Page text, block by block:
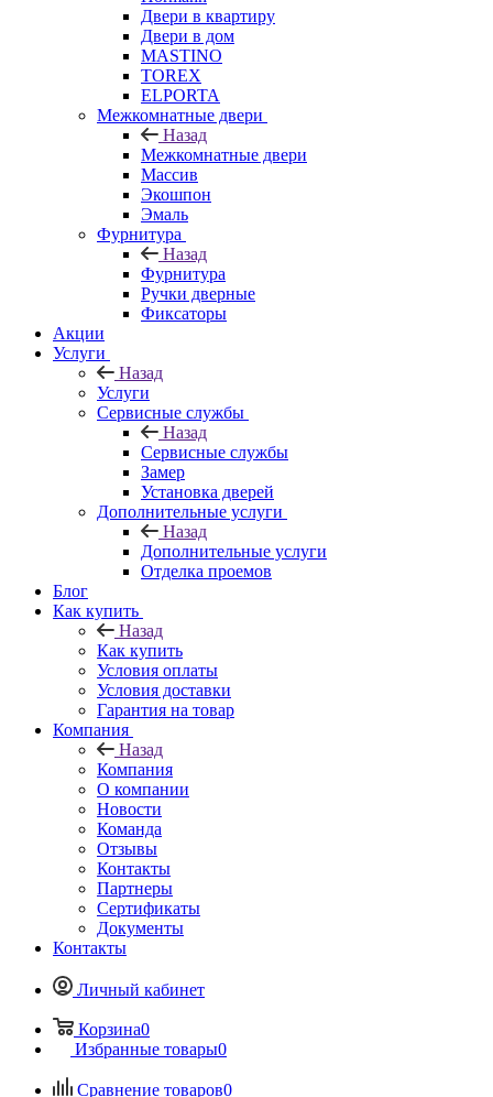
Двери в квартиру
Двери в дом
MASTINO
TOREX
ELPORTA
Межкомнатные двери
Назад
Межкомнатные двери
Массив
Экошпон
Эмаль
Фурнитура
Назад
Фурнитура
Ручки дверные
Фиксаторы
Акции
Услуги
Назад
Услуги
Сервисные службы
Назад
Сервисные службы
Замер
Установка дверей
Дополнительные услуги
Назад
Дополнительные услуги
Отделка проемов
Блог
Как купить
Назад
Как купить
Условия оплаты
Условия доставки
Гарантия на товар
Компания
Назад
Компания
О компании
Новости
Команда
Отзывы
Контакты
Партнеры
Сертификаты
Документы
Контакты
Личный кабинет
Корзина0
Избранные товары0
Сравнение товаров0